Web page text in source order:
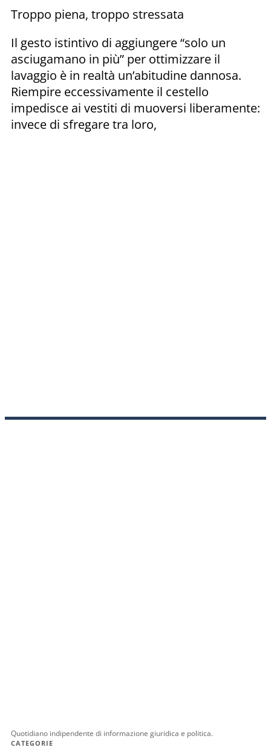
Troppo piena, troppo stressata
Il gesto istintivo di aggiungere “solo un
asciugamano in più” per ottimizzare il
lavaggio è in realtà un’abitudine dannosa.
Riempire eccessivamente il cestello
impedisce ai vestiti di muoversi liberamente:
invece di sfregare tra loro,
Quotidiano indipendente di informazione giuridica e politica.
CATEGORIE